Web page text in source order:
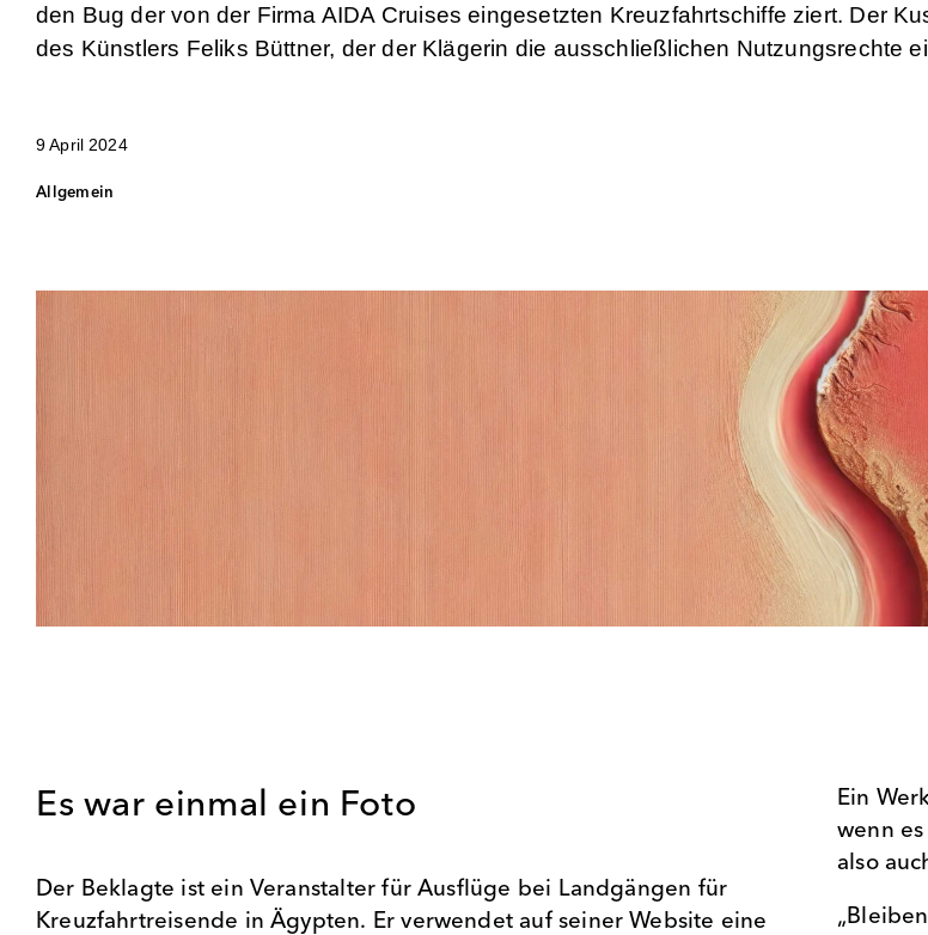
den Bug der von der Firma AIDA Cruises eingesetzten Kreuzfahrtschiffe ziert. Der
des Künstlers Feliks Büttner, der der Klägerin die ausschließlichen Nutzungsrechte
9 April 2024
Allgemein
Es war einmal ein Foto
Der Beklagte ist ein Veranstalter für Ausflüge bei Landgängen für
Kreuzfahrtreisende in Ägypten. Er verwendet auf seiner Website eine
Ein
wenn
also